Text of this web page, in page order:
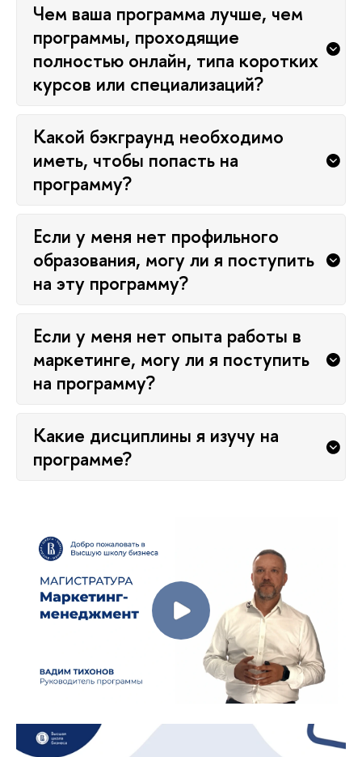
Чем ваша программа лучше, чем
программы, проходящие
полностью онлайн, типа коротких
курсов или специализаций?
Какой бэкграунд необходимо
иметь, чтобы попасть на
программу?
Если у меня нет профильного
образования, могу ли я поступить
на эту программу?
Если у меня нет опыта работы в
маркетинге, могу ли я поступить
на программу?
Какие дисциплины я изучу на
программе?